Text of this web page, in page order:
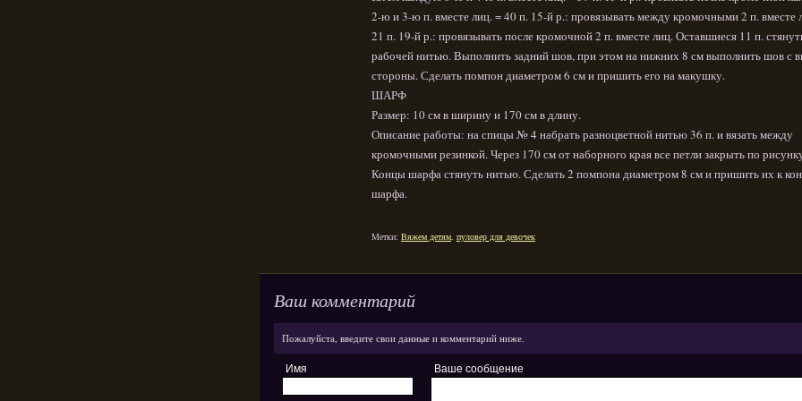
2-ю и 3-ю п. вместе лиц. = 40 п. 15-й р.: провязывать между кромочными 2 п. вместе
21 п. 19-й р.: провязывать после кромочной 2 п. вместе лиц. Оставшиеся 11 п.
рабочей нитью. Выполнить задний шов, при этом на нижних 8 см выполнить шов с
стороны. Сделать помпон диаметром 6 см и пришить его на макушку.
ШАРФ
Размер: 10 см в ширину и 170 см в длину.
Описание работы: на спицы № 4 набрать разноцветной нитью 36 п. и вязать между
кромочными резинкой. Через 170 см от наборного края все петли закрыть по
Концы шарфа стянуть нитью. Сделать 2 помпона диаметром 8 см и пришить их к
шарфа.
Метки: Вяжем детям, пуловер для девочек
Ваш комментарий
Пожалуйста, введите свои данные и комментарий ниже.
Имя Ваше сообщение